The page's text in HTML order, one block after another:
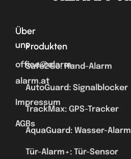
Über
uns
office@alarm-
alarm.at
Impressum
AGBs
Produkten
Safe2Go: Hand-Alarm
AutoGuard: Signalblocker
TrackMax: GPS-Tracker
AquaGuard: Wasser-Alarm
Tür-Alarm+: Tür-Sensor